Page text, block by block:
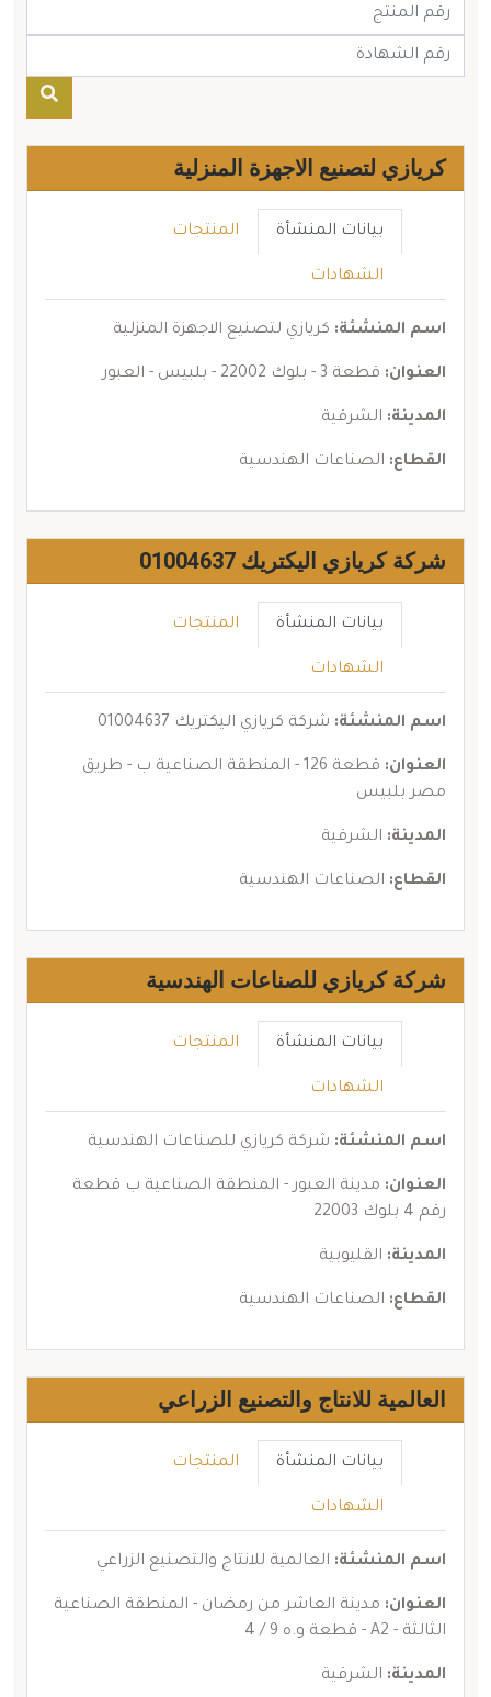
كريازي لتصنيع الاجهزة المنزلية
بيانات المنشأة المنتجات
الشهادات
اسم المنشئة: كريازي لتصنيع الاجهزة المنزلية
العنوان: قطعة 3 - بلوك 22002 - بلبيس - العبور
المدينة: الشرقية
القطاع: الصناعات الهندسية
شركة كريازي اليكتريك 01004637
بيانات المنشأة المنتجات
الشهادات
اسم المنشئة: شركة كريازي اليكتريك 01004637
العنوان:
قطعة 126 - المنطقة الصناعية ب - طريق
مصر بلبيس
المدينة: الشرقية
القطاع: الصناعات الهندسية
شركة كريازي للصناعات الهندسية
بيانات المنشأة المنتجات
الشهادات
اسم المنشئة: شركة كريازي للصناعات الهندسية
العنوان: مدينة العبور - المنطقة الصناعية ب قطعة
رقم 4 بلوك 22003
المدينة: القليوبية
القطاع: الصناعات الهندسية
العالمية للانتاج والتصنيع الزراعي
بيانات المنشأة المنتجات
الشهادات
اسم المنشئة: العالمية للانتاج والتصنيع الزراعي
العنوان: مدينة العاشر من رمضان - المنطقة الصناعية
الثالثة - A2 - قطعة و.ه 9 / 4
المدينة: الشرقية